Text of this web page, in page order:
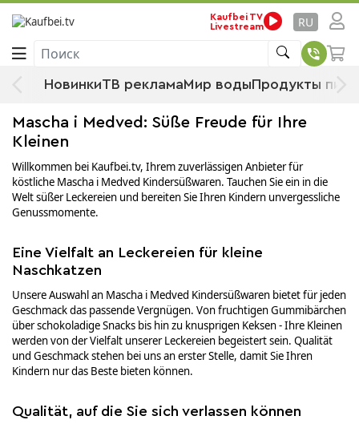
Kaufbei TV
Livestream
RU
Поиск
НовинкиТВ рекламаМир водыПродукты
Стартовая страница По производителям Mascha i Medved
Mascha i Medved
Mascha i Medved: Süße Freude für Ihre
Kleinen
Willkommen bei Kaufbei.tv, Ihrem zuverlässigen Anbieter für
köstliche Mascha i Medved Kindersüßwaren. Tauchen Sie ein in die
Welt süßer Leckereien und bereiten Sie Ihren Kindern unvergessliche
Genussmomente.
Eine Vielfalt an Leckereien für kleine
Naschkatzen
Unsere Auswahl an Mascha i Medved Kindersüßwaren bietet für jeden
Geschmack das passende Vergnügen. Von fruchtigen Gummibärchen
über schokoladige Snacks bis hin zu knusprigen Keksen - Ihre Kleinen
werden von der Vielfalt unserer Leckereien begeistert sein. Qualität
und Geschmack stehen bei uns an erster Stelle, damit Sie Ihren
Kindern nur das Beste bieten können.
Qualität, auf die Sie sich verlassen können